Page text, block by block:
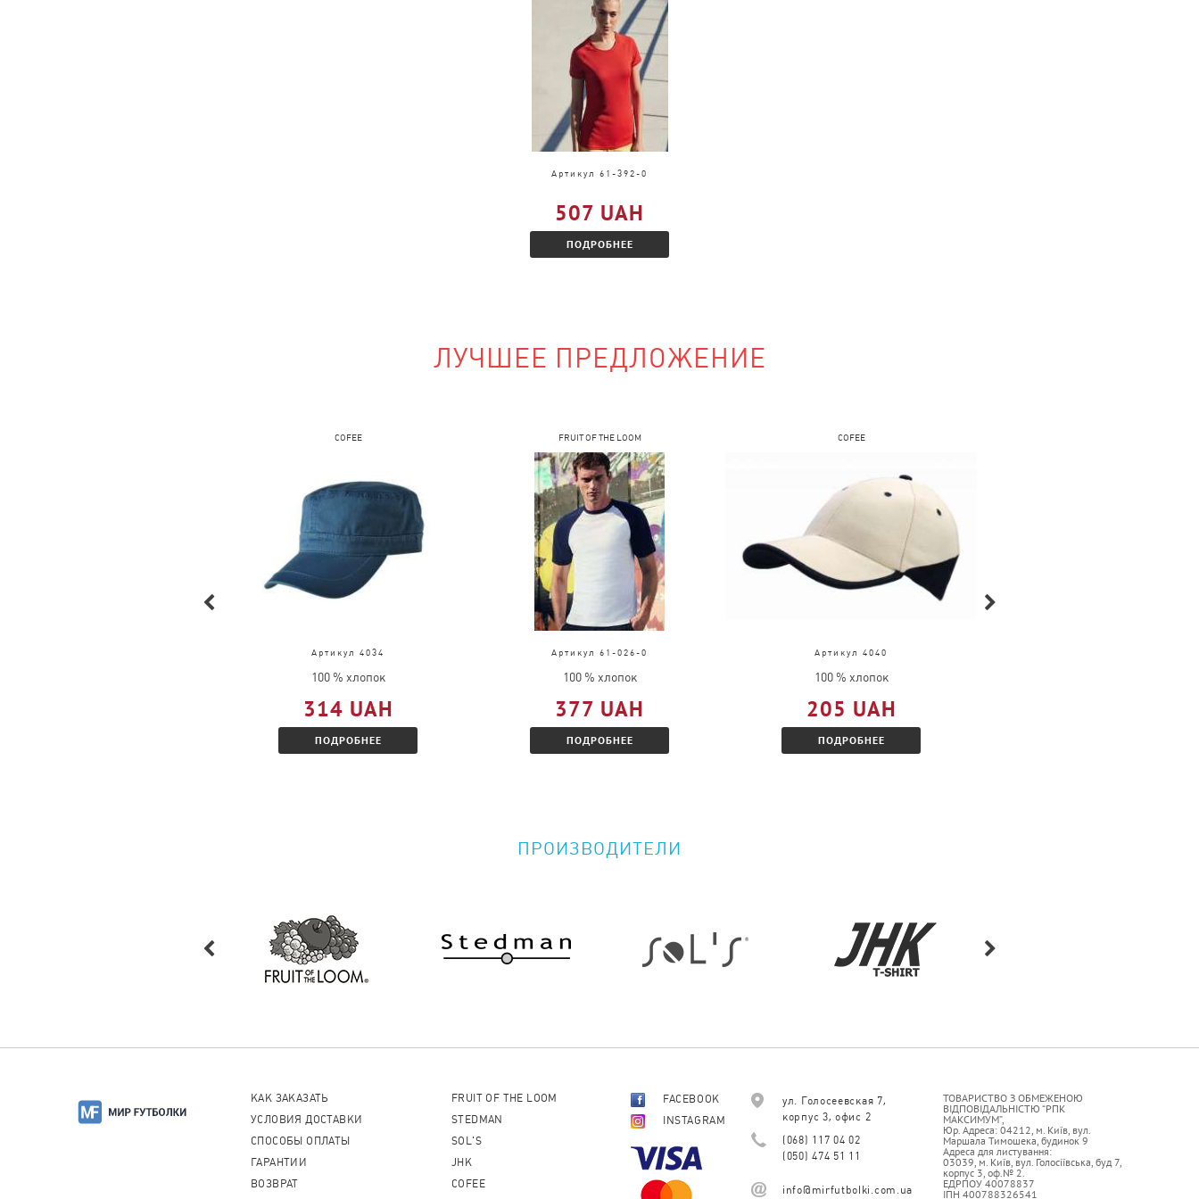
Артикул 61-392-0
507 UAH
ПОДРОБНЕЕ
ЛУЧШЕЕ ПРЕДЛОЖЕНИЕ
COFEE
Артикул 4034
100 % хлопок
314 UAH
ПОДРОБНЕЕ
FRUIT OF THE LOOM
Артикул 61-026-0
100 % хлопок
377 UAH
ПОДРОБНЕЕ
COFEE
Артикул 4040
100 % хлопок
205 UAH
ПОДРОБНЕЕ
ПРОИЗВОДИТЕЛИ
КАК ЗАКАЗАТЬ
УСЛОВИЯ ДОСТАВКИ
СПОСОБЫ ОПЛАТЫ
ГАРАНТИИ
ВОЗВРАТ
FRUIT OF THE LOOM
STEDMAN
SOL'S
JHK
COFEE
FACEBOOK
INSTAGRAM
ТОВАРИСТВО З ОБМЕЖЕНОЮ
ВІДПОВІДАЛЬНІСТЮ “РПК
МАКСИМУМ”,
Юр. Адреса: 04212, м. Київ, вул.
Маршала Тимошека, будинок 9
Адреса для листування:
03039, м. Київ, вул. Голосіївська, буд 7,
корпус 3, оф.№ 2.
ЕДРПОУ 40078837
ІПН 400788326541
ул. Голосеевская 7,
корпус 3, офис 2
(068) 117 04 02
(050) 474 51 11
info@mirfutbolki.com.ua